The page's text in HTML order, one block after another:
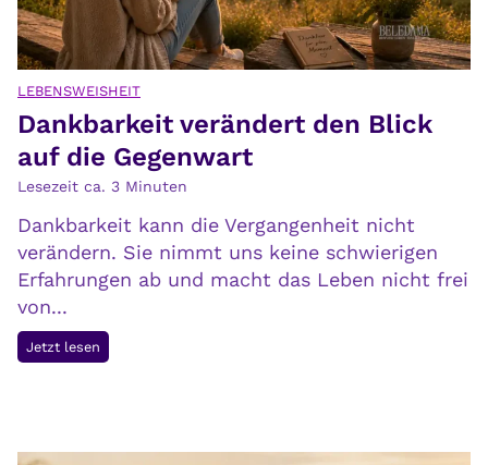
e
F
o
n
s
t
h
,
v
e
s
t
LEBENSWEISHEIT
Dankbarkeit verändert den Blick
auf die Gegenwart
Lesezeit ca. 3 Minuten
Dankbarkeit kann die Vergangenheit nicht
verändern. Sie nimmt uns keine schwierigen
Erfahrungen ab und macht das Leben nicht frei
von...
Jetzt lesen
b